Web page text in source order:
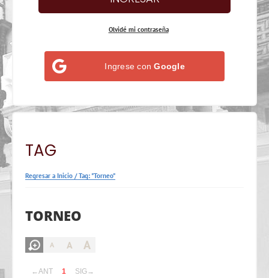
Olvidé mi contraseña
Ingrese conGoogle
TAG
Regresar a Inicio /Tag: "Torneo"
TORNEO
A A A
←ANT 1 SIG→